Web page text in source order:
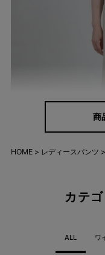
商
HOME レディースパンツ
カテ
ALL ワ